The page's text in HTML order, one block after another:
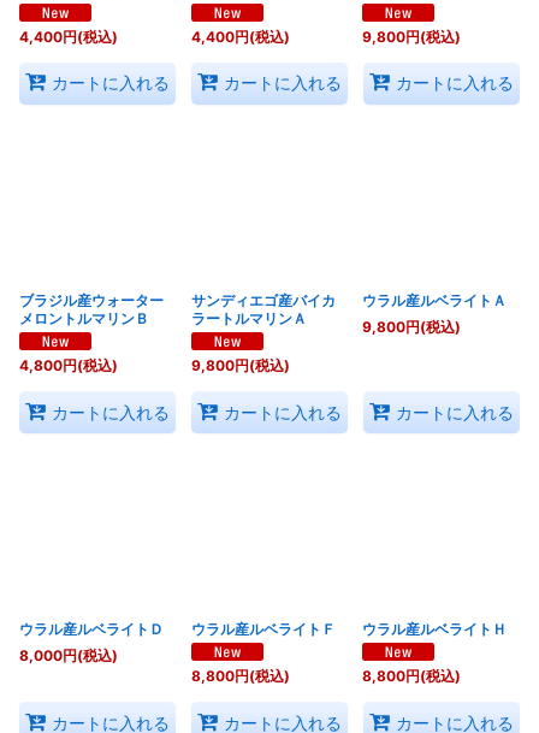
4,400円(税込)
カートに入れる
4,400円(税込)
カートに入れる
9,800円(税込)
カートに入れる
ブラジル産ウォーター
メロントルマリンＢ
4,800円(税込)
カートに入れる
サンディエゴ産バイカ
ラートルマリンＡ
9,800円(税込)
カートに入れる
ウラル産ルベライトＡ
9,800円(税込)
カートに入れる
ウラル産ルベライトＤ
8,000円(税込)
カートに入れる
ウラル産ルベライトＦ
8,800円(税込)
カートに入れる
ウラル産ルベライトＨ
8,800円(税込)
カートに入れる